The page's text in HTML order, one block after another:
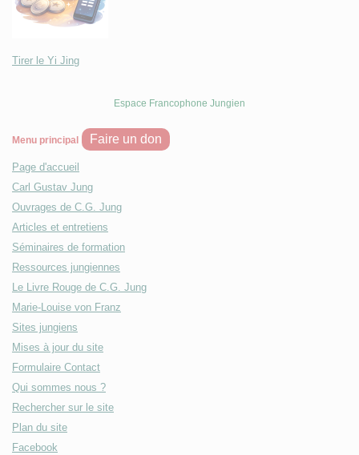
Tirer le Yi Jing
Espace Francophone Jungien
Menu principal Faire un don
Page d'accueil
Carl Gustav Jung
Ouvrages de C.G. Jung
Articles et entretiens
Séminaires de formation
Ressources jungiennes
Le Livre Rouge de C.G. Jung
Marie-Louise von Franz
Sites jungiens
Mises à jour du site
Formulaire Contact
Qui sommes nous ?
Rechercher sur le site
Plan du site
Facebook